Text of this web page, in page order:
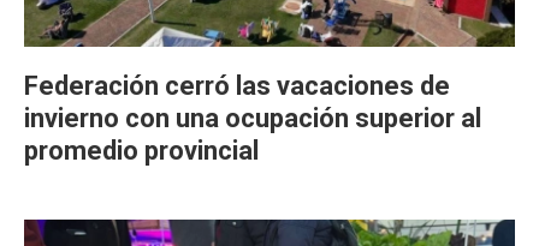
Federación cerró las vacaciones de
invierno con una ocupación superior al
promedio provincial